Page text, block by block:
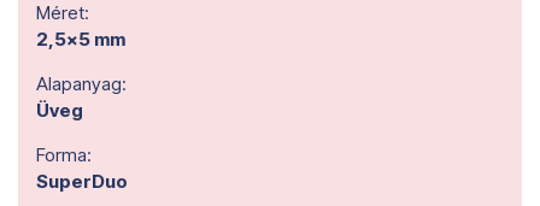
Méret:
2,5x5 mm
Alapanyag:
Üveg
Forma:
SuperDuo